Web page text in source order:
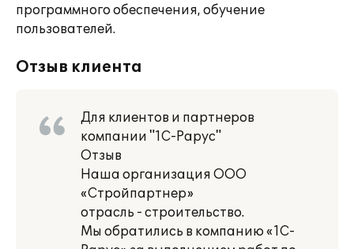
программного обеспечения, обучение
пользователей.
Отзыв клиента
Для клиентов и партнеров
компании "1С-Рарус"
Отзыв
Наша организация ООО
«Стройпартнер»
отрасль - строительство.
Мы обратились в компанию «1С-